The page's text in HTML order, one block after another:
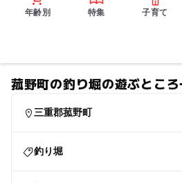
年齢別 特集 子育て
菰野町の釣り堀の遊ぶとこ
三重郡菰野町
釣り堀